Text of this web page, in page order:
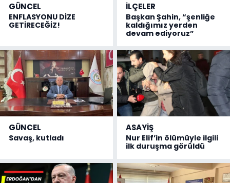
GÜNCEL
ENFLASYONU DİZE
GETİRECEĞİZ!
İLÇELER
Başkan Şahin, “şenliğe
kaldığımız yerden
devam ediyoruz”
GÜNCEL
Savaş, kutladı
ASAYİŞ
Nur Elif’in ölümüyle ilgili
ilk duruşma görüldü